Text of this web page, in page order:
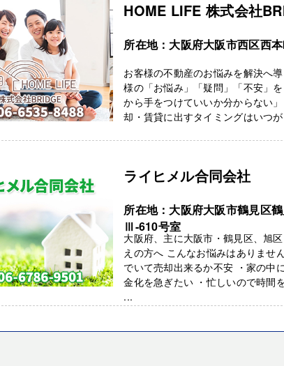
HOME LIFE 株式会社
所在地：大阪府大阪市西区西
お客様の不動産のお悩みを解決へ
様の「お悩み」「疑問」「不安」
から手をつけていいか分からない
却・賃貸に出すタイミングはいつ
ライヒメル合同会社
所在地：大阪府大阪市鶴見区
Ⅲ-610号室
大阪府、主に大阪市・鶴見区、旭
えの方へ こんなお悩みはありま
でいて売却出来るか不安 ・家の中
金化を急ぎたい ・忙しいので時間
...